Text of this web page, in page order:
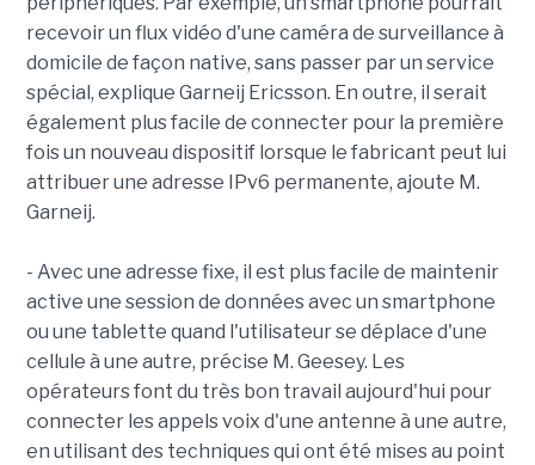
recevoir un flux vidéo d'une caméra de surveillance à
domicile de façon native, sans passer par un service
spécial, explique Garneij Ericsson. En outre, il serait
également plus facile de connecter pour la première
fois un nouveau dispositif lorsque le fabricant peut lui
attribuer une adresse IPv6 permanente, ajoute M.
Garneij.
- Avec une adresse fixe, il est plus facile de maintenir
active une session de données avec un smartphone
ou une tablette quand l'utilisateur se déplace d'une
cellule à une autre, précise M. Geesey. Les
opérateurs font du très bon travail aujourd'hui pour
connecter les appels voix d'une antenne à une autre,
en utilisant des techniques qui ont été mises au point